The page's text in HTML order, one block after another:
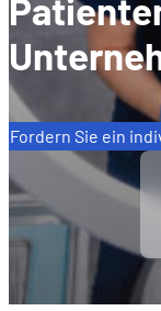
Fordern Sie ein